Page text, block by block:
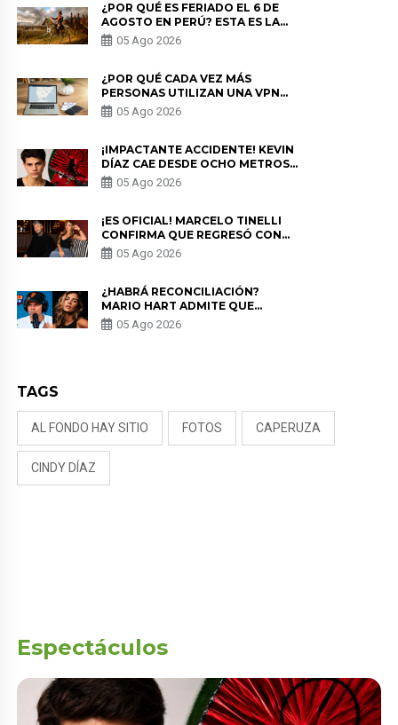
¿POR QUÉ ES FERIADO EL 6 DE
AGOSTO EN PERÚ? ESTA ES LA
HISTORIA
05 Ago 2026
¿POR QUÉ CADA VEZ MÁS
PERSONAS UTILIZAN UNA VPN
PARA PROTEGER SU
PRIVACIDAD?
05 Ago 2026
¡IMPACTANTE ACCIDENTE! KEVIN
DÍAZ CAE DESDE OCHO METROS
EN “ESTO ES GUERRA” Y GENERA
PREOCUPACIÓN
05 Ago 2026
¡ES OFICIAL! MARCELO TINELLI
CONFIRMA QUE REGRESÓ CON
MILETT FIGUEROA: “EL AMOR
PUDO MÁS”
05 Ago 2026
¿HABRÁ RECONCILIACIÓN?
MARIO HART ADMITE QUE
PODRÍA VOLVER CON KORINA
RIVADENEIRA: “NO LE CERRARÍA
05 Ago 2026
TAGS
AL FONDO HAY SITIO FOTOS CAPERUZA
CINDY DÍAZ
Espectáculos